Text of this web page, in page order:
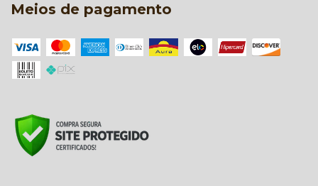
Meios de pagamento